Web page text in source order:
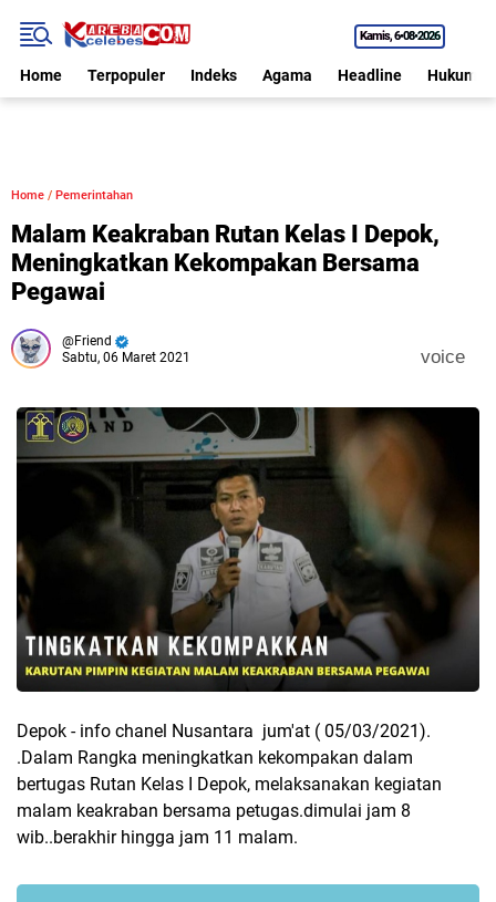
Kamis 6•08•2026
Home Terpopuler Indeks Agama Headline Hukum
Home / Pemerintahan
Malam Keakraban Rutan Kelas I Depok,
Meningkatkan Kekompakan Bersama
Pegawai
Friend
Sabtu, 06 Maret 2021
voice
Depok - info chanel Nusantara jum'at ( 05/03/2021).
.Dalam Rangka meningkatkan kekompakan dalam
bertugas Rutan Kelas I Depok, melaksanakan kegiatan
malam keakraban bersama petugas.dimulai jam 8
wib..berakhir hingga jam 11 malam.